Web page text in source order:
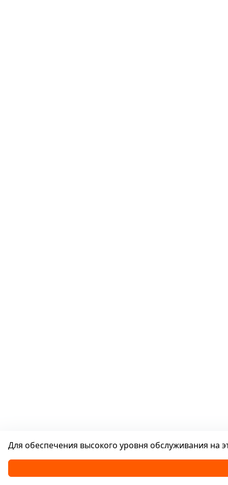
Каталог
Для обеспечения высокого уровня обслуживания на